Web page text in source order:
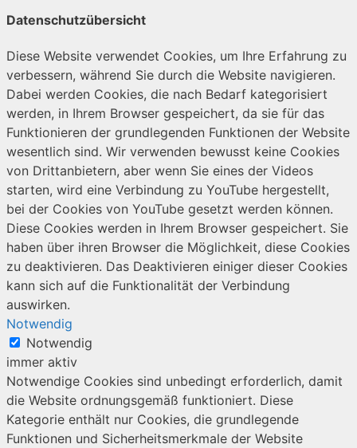
Datenschutzübersicht
Diese Website verwendet Cookies, um Ihre Erfahrung zu
verbessern, während Sie durch die Website navigieren.
Dabei werden Cookies, die nach Bedarf kategorisiert
werden, in Ihrem Browser gespeichert, da sie für das
Funktionieren der grundlegenden Funktionen der Website
wesentlich sind. Wir verwenden bewusst keine Cookies
von Drittanbietern, aber wenn Sie eines der Videos
starten, wird eine Verbindung zu YouTube hergestellt,
bei der Cookies von YouTube gesetzt werden können.
Diese Cookies werden in Ihrem Browser gespeichert. Sie
haben über ihren Browser die Möglichkeit, diese Cookies
zu deaktivieren. Das Deaktivieren einiger dieser Cookies
kann sich auf die Funktionalität der Verbindung
auswirken.
Notwendig
Notwendig
immer aktiv
Notwendige Cookies sind unbedingt erforderlich, damit
die Website ordnungsgemäß funktioniert. Diese
Kategorie enthält nur Cookies, die grundlegende
Funktionen und Sicherheitsmerkmale der Website